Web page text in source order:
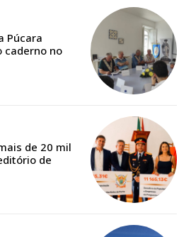
meses
Púcara
caderno no
de 20 mil
de